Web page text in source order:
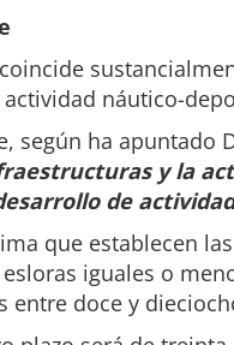
náutico-
según ha apuntado
y la
de
que establecen
iguales o
entre doce y